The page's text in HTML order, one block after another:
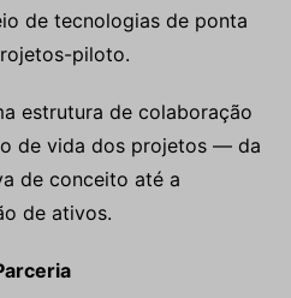
de tecnologias de ponta
piloto.
estrutura de colaboração
de vida dos projetos — da
de conceito até a
de ativos.